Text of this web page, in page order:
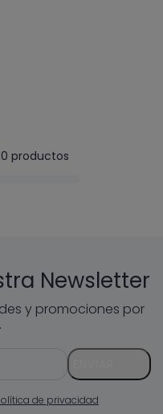
productos
Newsletter
y promociones por
de privacidad